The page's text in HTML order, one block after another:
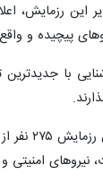
این رزمایش،
و آشنایی با
رزمایش کوپ نورث ۲۵ که
نیروهای